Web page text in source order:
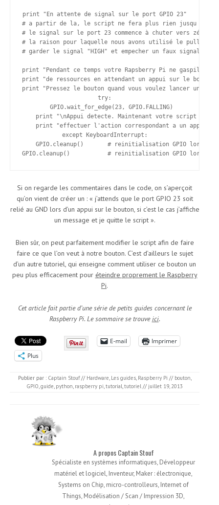
print "En attente de signal sur le port GPIO 23"
# a partir de la, le script ne fera plus rien jusqu a ce
# le signal sur le port 23 commence à chuter vers zéro.
# la raison pour laquelle nous avons utilisé le pull-up
# garder le signal "HIGH" et empecher un faux signal
print "Pendant ce temps votre Rapsberry Pi ne gaspille
print "de ressources en attendant un appui sur le
print "Pressez le bouton quand vous voulez lancer un
try:
    GPIO.wait_for_edge(23, GPIO.FALLING)
    print "\nAppui detecte. Maintenant votre script va"
print "effectuer l'action correspondant a un appui
except KeyboardInterrupt:
GPIO.cleanup()       # reinitialisation GPIO lors
GPIO.cleanup()           # reinitialisation GPIO lors
Si on regarde les commentaires dans le code, on s’aperçoit
qu’on vient de créer un : « j’attends que le port GPIO 23 soit
relié au GND lors d’un appui sur le bouton, si c’est le cas j’affiche
un message et je quitte le script ».
Bien sûr, on peut parfaitement modifier le script afin de faire
faire ce que l’on veut à notre bouton. C’est d’ailleurs le sujet
d’un autre tutoriel, qui enseigne comment utiliser ce bouton un
peu plus efficacement pour éteindre proprement le Raspberry
Pi.
Cet article fait partie d’une série de petits guides concernant le
Raspberry Pi. Le sommaire se trouveici.
E-mail
Imprimer
Plus
Publier par : Captain Stouf // Hardware, Les guides, Raspberry Pi // bouton,
GPIO,guide, python, raspberry pi,tutorial,tutoriel // juillet 19, 2013
A propos Captain Stouf
Spécialiste en systèmes informatiques, Développeur
matériel et logiciel, Inventeur, Maker : électronique,
Systems on Chip, micro-controlleurs, Internet of
Things, Modélisation / Scan / Impression 3D,